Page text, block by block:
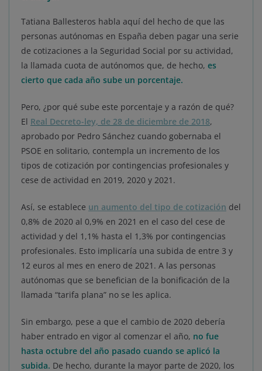
Tatiana Ballesteros habla aquí del hecho de que las
personas autónomas en España deben pagar una serie
de cotizaciones a la Seguridad Social por su actividad,
la llamada cuota de autónomos que, de hecho, es
cierto que cada año sube un porcentaje.
Pero, ¿por qué sube este porcentaje y a razón de qué?
El Real Decreto-ley, de 28 de diciembre de 2018,
aprobado por Pedro Sánchez cuando gobernaba el
PSOE en solitario, contempla un incremento de los
tipos de cotización por contingencias profesionales y
cese de actividad en 2019, 2020 y 2021.
Así, se establece un aumento del tipo de cotización del
0,8% de 2020 al 0,9% en 2021 en el caso del cese de
actividad y del 1,1% hasta el 1,3% por contingencias
profesionales. Esto implicaría una subida de entre 3 y
12 euros al mes en enero de 2021. A las personas
autónomas que se benefician de la bonificación de la
llamada “tarifa plana” no se les aplica.
Sin embargo, pese a que el cambio de 2020 debería
haber entrado en vigor al comenzar el año, no fue
hasta octubre del año pasado cuando se aplicó la
subida. De hecho, durante la mayor parte de 2020, los